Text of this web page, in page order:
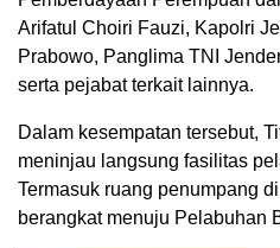
Arifatul Choiri Fauzi, Kapolri
Prabowo, Panglima TNI
serta pejabat terkait lainnya.
Dalam kesempatan tersebut,
meninjau langsung fasilitas
Termasuk ruang penumpang
berangkat menuju Pelabuhan